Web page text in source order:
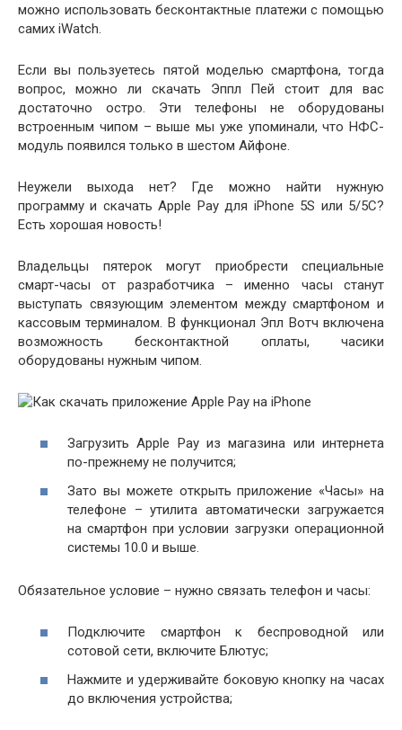
можно использовать бесконтактные платежи с помощью
самих iWatch.
Если вы пользуетесь пятой моделью смартфона, тогда
вопрос, можно ли скачать Эппл Пей стоит для вас
достаточно остро. Эти телефоны не оборудованы
встроенным чипом – выше мы уже упоминали, что НФС-
модуль появился только в шестом Айфоне.
Неужели выхода нет? Где можно найти нужную
программу и скачать Apple Pay для iPhone 5S или 5/5С?
Есть хорошая новость!
Владельцы пятерок могут приобрести специальные
смарт-часы от разработчика – именно часы станут
выступать связующим элементом между смартфоном и
кассовым терминалом. В функционал Эпл Вотч включена
возможность бесконтактной оплаты, часики
оборудованы нужным чипом.
Загрузить Apple Pay из магазина или интернета
по-прежнему не получится;
Зато вы можете открыть приложение «Часы» на
телефоне – утилита автоматически загружается
на смартфон при условии загрузки операционной
системы 10.0 и выше.
Обязательное условие – нужно связать телефон и часы:
Подключите смартфон к беспроводной или
сотовой сети, включите Блютус;
Нажмите и удерживайте боковую кнопку на часах
до включения устройства;